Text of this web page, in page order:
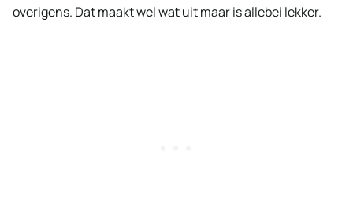
overigens. Dat maakt wel wat uit maar is allebei lekker.